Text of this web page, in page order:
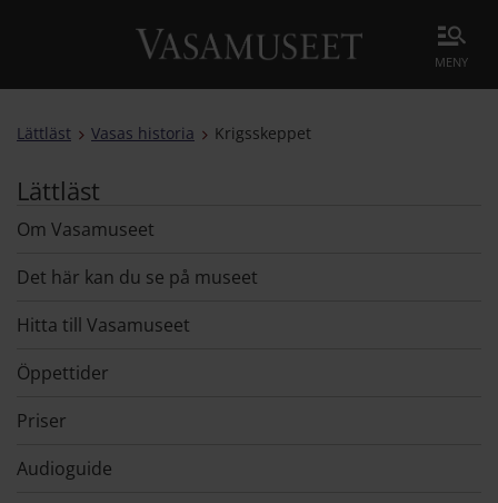
meny
Lättläst Vasas historia Krigsskeppet
Lättläst
Om Vasamuseet
Det här kan du se på museet
Hitta till Vasamuseet
Öppettider
Priser
Audioguide